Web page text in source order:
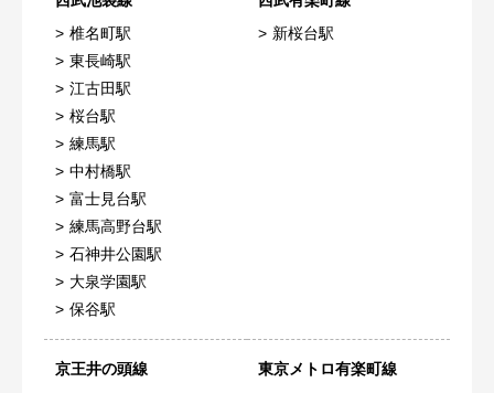
椎名町駅
東長崎駅
江古田駅
桜台駅
練馬駅
中村橋駅
富士見台駅
練馬高野台駅
石神井公園駅
大泉学園駅
保谷駅
新桜台駅
京王井の頭線
東京メトロ有楽町線